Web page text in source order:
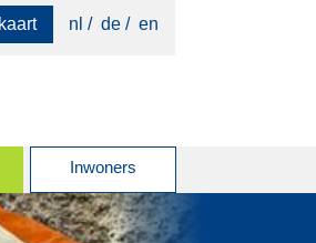
kaart nl de en
Inwoners